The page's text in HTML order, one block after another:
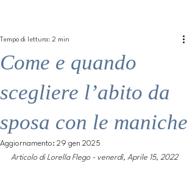
Come e quando
scegliere l’abito da
sposa con le maniche
Tempo di lettura: 2 min
Aggiornamento: 29 gen 2025
Articolo di Lorella Flego - venerdì, Aprile 15, 2022